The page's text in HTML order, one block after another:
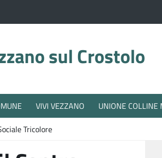
sul Crostolo
VIVI VEZZANO UNIONE COLLINE
Tricolore